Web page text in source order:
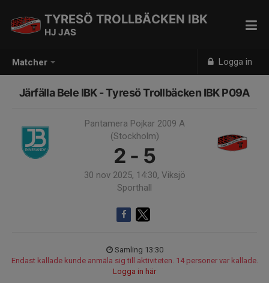
Matcher Logga in
TYRESÖ TROLLBÄCKEN IBK
HJ JAS
Järfälla Bele IBK - Tyresö Trollbäcken IBK P09A
Pantamera Pojkar 2009 A
(Stockholm)
2 - 5
30 nov 2025, 14:30, Viksjö
Sporthall
Samling 13:30
Endast kallade kunde anmäla sig till aktiviteten. 14 personer var kallade.
Logga in här